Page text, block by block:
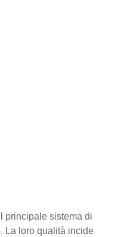
principale sistema di
La loro qualità incide